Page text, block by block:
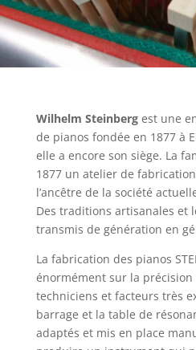
Wilhelm Steinbergest une
de pianos fondée en 1877 à
elle a encore son siège. La
1877 un atelier de
l’ancêtre de la société
Des traditions artisanales et
transmis de génération en
La fabrication des pianos
énormément sur la précision
techniciens et facteurs très
barrage et la table de
adaptés et mis en place